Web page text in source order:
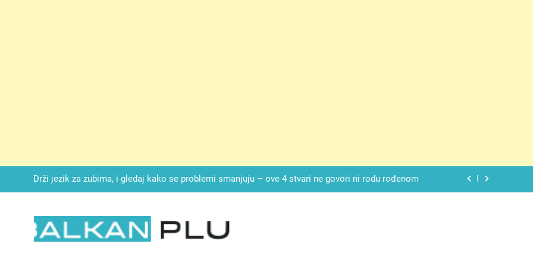
Drži jezik za zubima, i gledaj kako se problemi smanjuju – ove 4 stvari ne govori ni rodu rođenom
SIROMAŠNI DJEČAK VRATIO JE TENISICE MOGA SINA — ALI KADA SAM MU POGLEDAO U OČI, ISPUSTIO
SAM ČAŠU: BIO JE SIN ŽENE ZA KOJU SU MI REKLI DA JE MRTVA Advertisements